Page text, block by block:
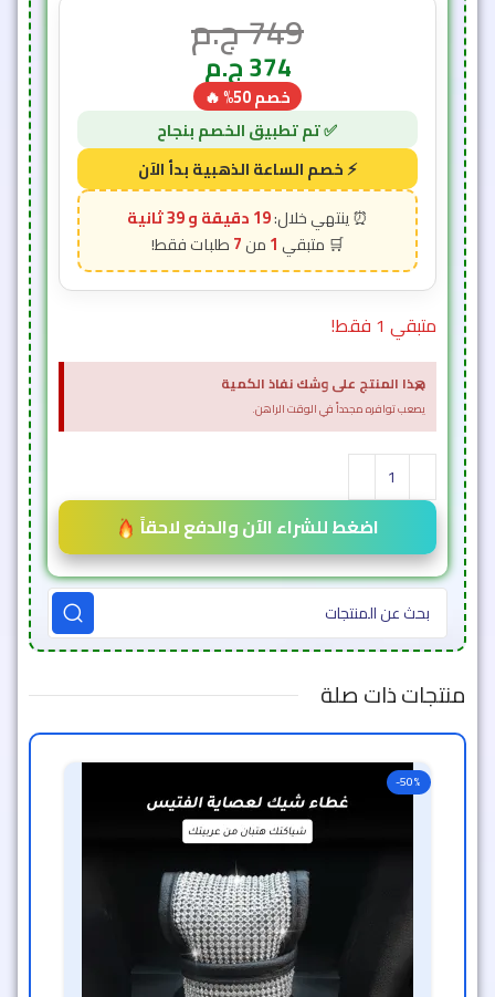
749ج.م
374ج.م
خصم 50% 🔥
19 دقيقة و 36 ثانية
1
7
متبقي 1 فقط!
هذا المنتج على وشك نفاذ الكمية
يصعب توافره مجدداً في الوقت الراهن.
×
اضغط للشراء الآن والدفع لاحقاً
منتجات ذات صلة
-50%